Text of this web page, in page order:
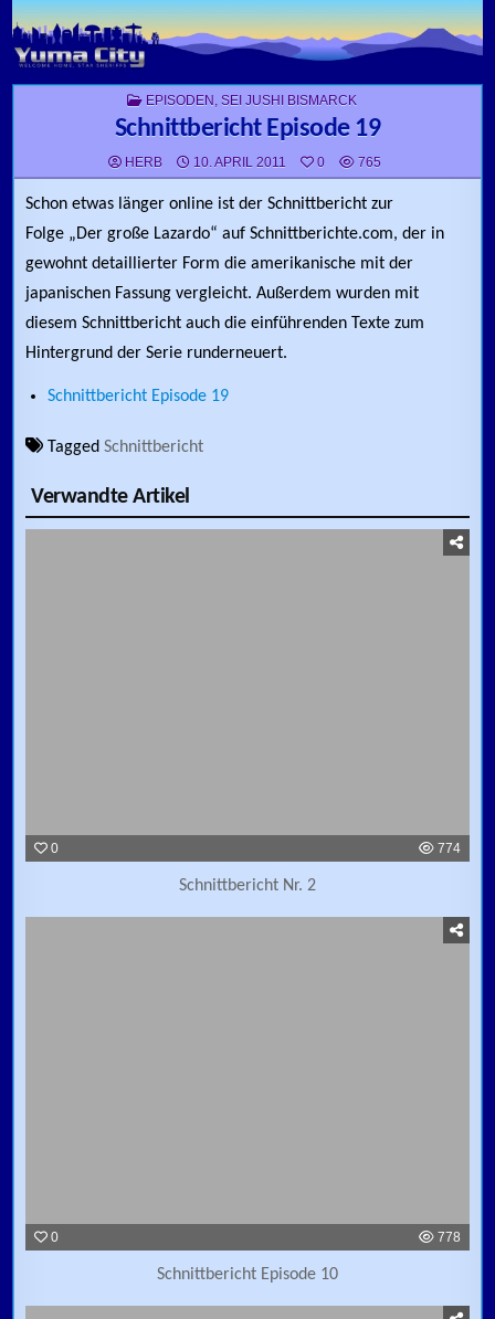
Skip to content
POSTED IN
EPISODEN , SEI JUSHI BISMARCK
Schnittbericht Episode 19
HERB 10. APRIL 2011 0 765
Schon etwas länger online ist der Schnittbericht zur
Folge „Der große Lazardo“ auf Schnittberichte.com, der in
gewohnt detaillierter Form die amerikanische mit der
japanischen Fassung vergleicht. Außerdem wurden mit
diesem Schnittbericht auch die einführenden Texte zum
Hintergrund der Serie runderneuert.
Schnittbericht Episode 19
TaggedSchnittbericht
Verwandte Artikel
0 774
Schnittbericht Nr. 2
0 778
Schnittbericht Episode 10